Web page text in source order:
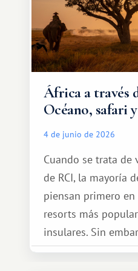
África a través
Océano, safari
4 de junio de 2026
Cuando se trata de
de RCI, la mayoría
piensan primero en
resorts más
insulares. Sin
oportunidades que